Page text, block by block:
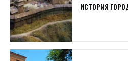
ИСТОРИЯ